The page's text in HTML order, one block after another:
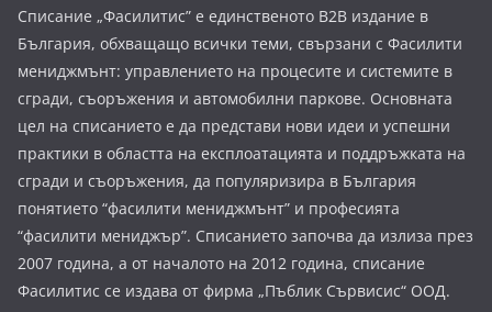
Списание „Фасилитис” е единственото B2B издание в
България, обхващащо всички теми, свързани с Фасилити
мениджмънт: управлението на процесите и системите в
сгради, съоръжения и автомобилни паркове. Основната
цел на списанието е да представи нови идеи и успешни
практики в областта на експлоатацията и поддръжката на
сгради и съоръжения, да популяризира в България
понятието “фасилити мениджмънт” и професията
“фасилити мениджър”. Списанието започва да излиза през
2007 година, а от началото на 2012 година, списание
Фасилитис се издава от фирма „Пъблик Сървисис“ ООД.